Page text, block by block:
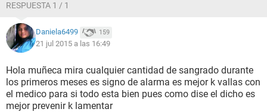
RESPUESTA 1 / 1
Daniela6499 159
21 jul 2015 a las 16:49
Hola muñeca mira cualquier cantidad de sangrado durante
los primeros meses es signo de alarma es mejor k vallas con
el medico para si todo esta bien pues como dise el dicho es
mejor prevenir k lamentar